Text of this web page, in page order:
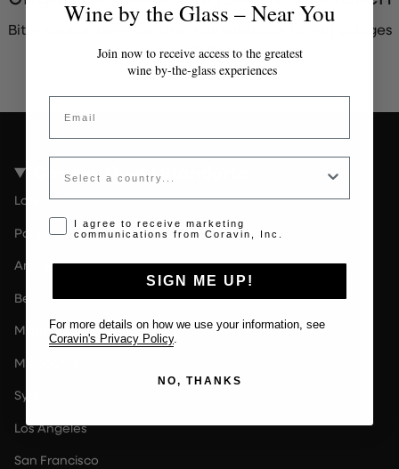
Bitte kontaktieren Sie den Administrator für ein gültiges
Token.
Coravin Guide Standorte
London
Paris
Amsterdam
Berlin
Milan
Melbourne
Sydney
Los Angeles
San Francisco
Wine by the Glass – Near You
Join now to receive access to the greatest
wine by-the-glass experiences
Email
Country
Opt-in disclaimer
I agree to receive marketing
communications from Coravin, Inc.
SIGN ME UP!
For more details on how we use your information, see
Coravin's Privacy Policy
NO, THANKS